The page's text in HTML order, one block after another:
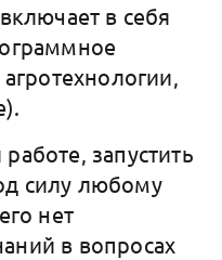
в себя
запустить
силу любому
нет
в вопросах